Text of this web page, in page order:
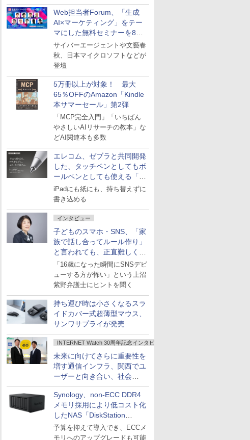
Web担当者Forum、「生成
AI×マーケティング」をテー
マにした無料セミナーを8月
27日にオンライン開催
サイバーエージェントや文藝春
秋、日本マイクロソフトなどが
登壇
5万冊以上が対象！ 最大
65％OFFのAmazon「Kindle
本サマーセール」第2弾
「MCP完全入門」「いちばん
やさしいAIリサーチの教本」な
どAI関連本も多数
エレコム、ゼブラと共同開発
した、タッチペンとしてもボ
ールペンとしても使える「ス
タイラスツーウェイ」発売
iPadにも紙にも、持ち替えずに
書き込める
インタビュー
子どものスマホ・SNS、「家
族で話し合ってルール作り」
と言われても、正直難しくな
いですか？
「16歳になった瞬間にSNSデビ
ューする方が怖い」という上沼
紫野弁護士にヒントを聞く
持ち運び時は小さくなるスラ
イドカバー式超薄型マウス、
サンワサプライが発売
INTERNET Watch 30周年記念インタビュー
未来に向けてさらに重要性を
増す通信インフラ、関西でユ
ーザーと向き合い、社会
の“あたらしい”を起動し続け
る～オプテージ
Synology、non-ECC DDR4
メモリ採用により低コスト化
したNAS「DiskStation
neo+」シリーズ
予算を抑えて導入でき、ECCメ
モリへのアップグレードも可能